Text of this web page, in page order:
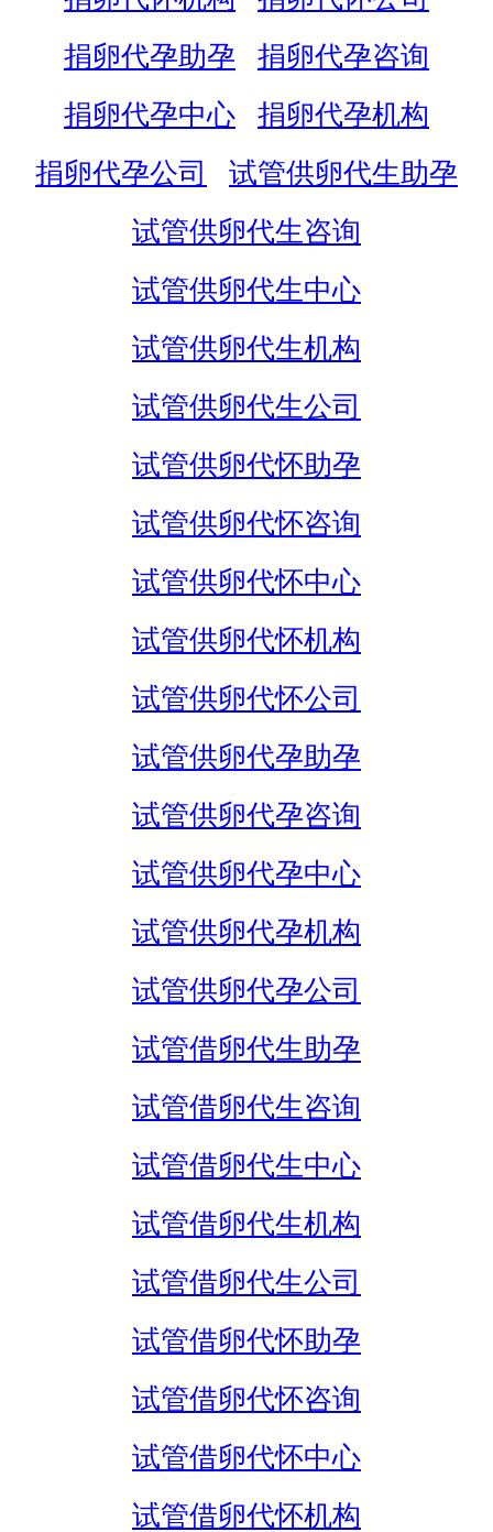
捐卵代孕助孕
捐卵代孕咨询
捐卵代孕中心
捐卵代孕机构
捐卵代孕公司
试管供卵代生助孕
试管供卵代生咨询
试管供卵代生中心
试管供卵代生机构
试管供卵代生公司
试管供卵代怀助孕
试管供卵代怀咨询
试管供卵代怀中心
试管供卵代怀机构
试管供卵代怀公司
试管供卵代孕助孕
试管供卵代孕咨询
试管供卵代孕中心
试管供卵代孕机构
试管供卵代孕公司
试管借卵代生助孕
试管借卵代生咨询
试管借卵代生中心
试管借卵代生机构
试管借卵代生公司
试管借卵代怀助孕
试管借卵代怀咨询
试管借卵代怀中心
试管借卵代怀机构